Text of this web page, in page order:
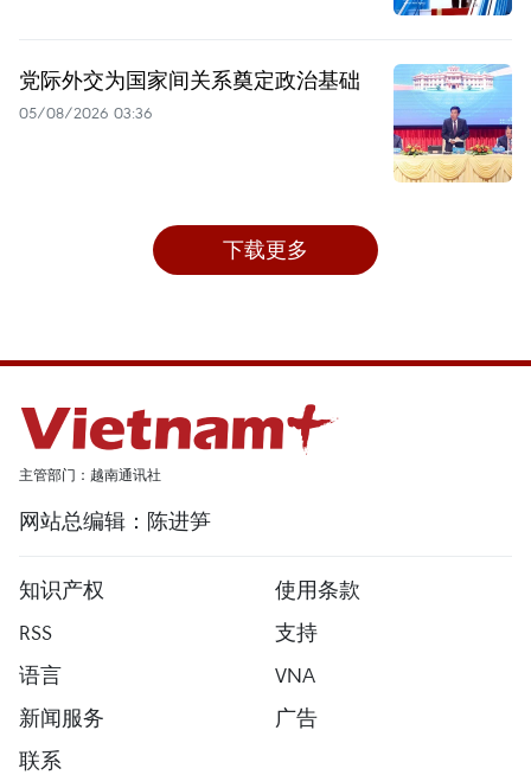
党际外交为国家间关系奠定政治基础
05/08/2026 03:36
下载更多
主管部门：越南通讯社
网站总编辑：陈进笋
知识产权
使用条款
RSS
支持
语言
VNA
新闻服务
广告
联系